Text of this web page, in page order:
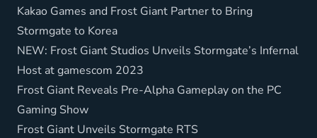
Kakao Games and Frost Giant Partner to Bring
Stormgate to Korea
NEW: Frost Giant Studios Unveils Stormgate’s Infernal
Host at gamescom 2023
Frost Giant Reveals Pre-Alpha Gameplay on the PC
Gaming Show
Frost Giant Unveils Stormgate RTS